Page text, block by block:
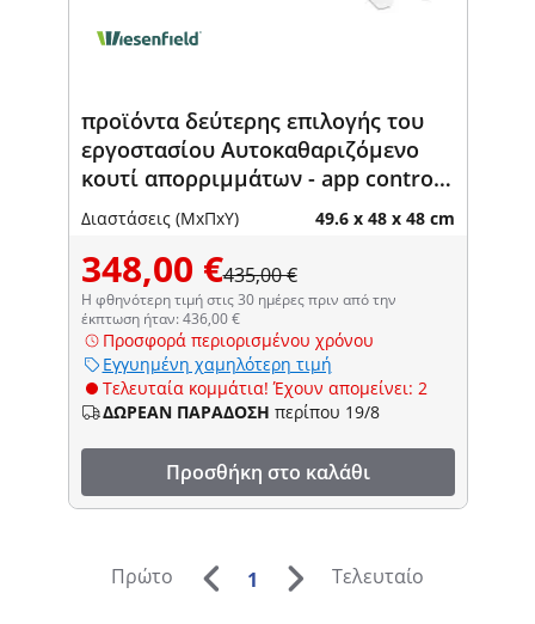
προϊόντα δεύτερης επιλογής του
εργοστασίου Αυτοκαθαριζόμενο
κουτί απορριμμάτων - app control -
άνοιγμα Ø 25 cm - αποστείρωση με
Διαστάσεις (ΜxΠxΥ) 49.6 x 48 x 48 cm
348,00 €435,00 €
Η φθηνότερη τιμή στις 30 ημέρες πριν από την
έκπτωση ήταν: 436,00 €
Προσφορά περιορισμένου χρόνου
Εγγυημένη χαμηλότερη τιμή
Τελευταία κομμάτια! Έχουν απομείνει: 2
ΔΩΡΕΑΝ ΠΑΡΑΔΟΣΗ περίπου 19/8
Προσθήκη στο καλάθι
Πρώτο 1 Τελευταίο